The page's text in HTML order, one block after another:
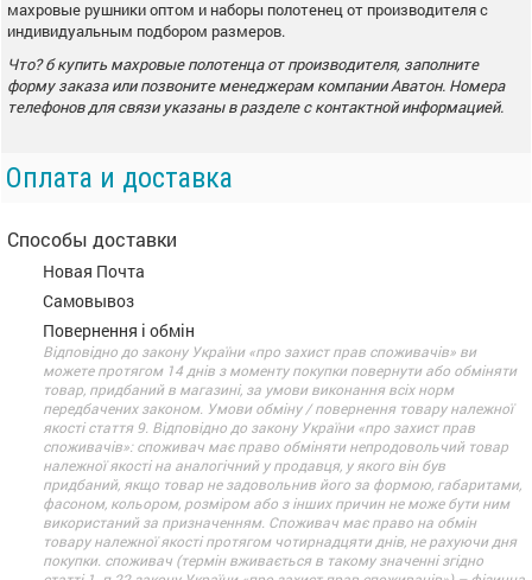
махровые рушники оптом и наборы полотенец от производителя с
индивидуальным подбором размеров.
Что? б купить махровые полотенца от производителя, заполните
форму заказа или позвоните менеджерам компанииАватон. Номера
телефонов для связи указаны в разделе с контактной информацией.
Оплата и доставка
Способы доставки
Новая Почта
Самовывоз
Повернення і обмін
Відповідно до закону України «про захист прав споживачів» ви
можете протягом 14 днів з моменту покупки повернути або обміняти
товар, придбаний в магазині, за умови виконання всіх норм
передбачених законом. Умови обміну / повернення товару належної
якості стаття 9. Відповідно до закону України «про захист прав
споживачів»: споживач має право обміняти непродовольчий товар
належної якості на аналогічний у продавця, у якого він був
придбаний, якщо товар не задовольнив його за формою, габаритами,
фасоном, кольором, розміром або з інших причин не може бути ним
використаний за призначенням. Споживач має право на обмін
товару належної якості протягом чотирнадцяти днів, не рахуючи дня
покупки. споживач (термін вживається в такому значенні згідно